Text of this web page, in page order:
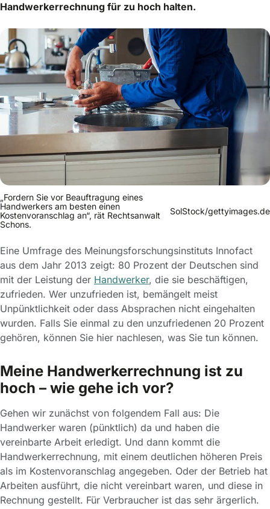
Handwerkerrechnung für zu hoch halten.
„Fordern Sie vor Beauftragung eines
Handwerkers am besten einen
Kostenvoranschlag an“, rät Rechtsanwalt
Schons.
SolStock/gettyimages.de
Eine Umfrage des Meinungsforschungsinstituts Innofact
aus dem Jahr 2013 zeigt: 80 Prozent der Deutschen sind
mit der Leistung der Handwerker, die sie beschäftigen,
zufrieden. Wer unzufrieden ist, bemängelt meist
Unpünktlichkeit oder dass Absprachen nicht eingehalten
wurden. Falls Sie einmal zu den unzufriedenen 20 Prozent
gehören, können Sie hier nachlesen, was Sie tun können.
Meine Handwerkerrechnung ist zu
hoch – wie gehe ich vor?
Gehen wir zunächst von folgendem Fall aus: Die
Handwerker waren (pünktlich) da und haben die
vereinbarte Arbeit erledigt. Und dann kommt die
Handwerkerrechnung, mit einem deutlichen höheren Preis
als im Kostenvoranschlag angegeben. Oder der Betrieb hat
Arbeiten ausführt, die nicht vereinbart waren, und diese in
Rechnung gestellt. Für Verbraucher ist das sehr ärgerlich.